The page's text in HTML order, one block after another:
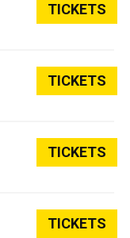
TICKETS
TICKETS
TICKETS
TICKETS